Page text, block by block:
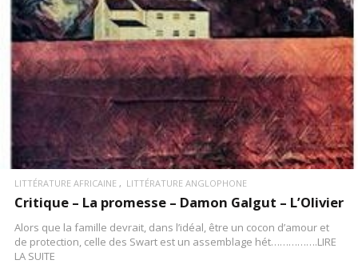
LITTÉRATURE AFRICAINE LITTÉRATURE ANGLOPHONE
Critique – La promesse – Damon Galgut – L’Olivier
Alors que la famille devrait, dans l’idéal, être un cocon d’amour et
de protection, celle des Swart est un assemblage hét…………….LIRE
LA SUITE